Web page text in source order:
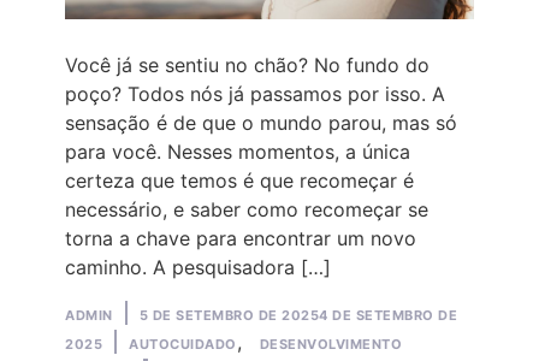
Você já se sentiu no chão? No fundo do
poço? Todos nós já passamos por isso. A
sensação é de que o mundo parou, mas só
para você. Nesses momentos, a única
certeza que temos é que recomeçar é
necessário, e saber como recomeçar se
torna a chave para encontrar um novo
caminho. A pesquisadora […]
Posted
by
ADMIN 5 DE SETEMBRO DE 20254 DE SETEMBRO DE
2025
Posted
AUTOCUIDADO ,
DESENVOLVIMENTO